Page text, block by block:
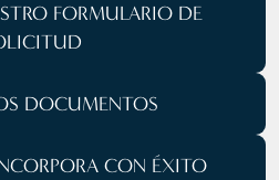
FORMULARIO DE
DOCUMENTOS
CON ÉXITO